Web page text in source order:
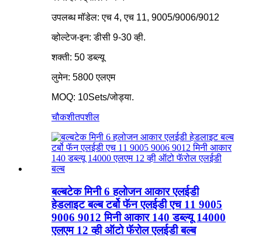
उपलब्ध मॉडेल: एच 4, एच 11, 9005/9006/9012
व्होल्टेज-इन: डीसी 9-30 व्ही.
शक्ती: 50 डब्ल्यू
लुमेन: 5800 एलएम
MOQ: 10Sets/जोड्या.
चौकशीतपशील
बल्बटेक मिनी 6 हलोजन आकार एलईडी
हेडलाइट बल्ब टर्बो फॅन एलईडी एच 11 9005
9006 9012 मिनी आकार 140 डब्ल्यू 14000
एलएम 12 व्ही ऑटो फॅरोल एलईडी बल्ब